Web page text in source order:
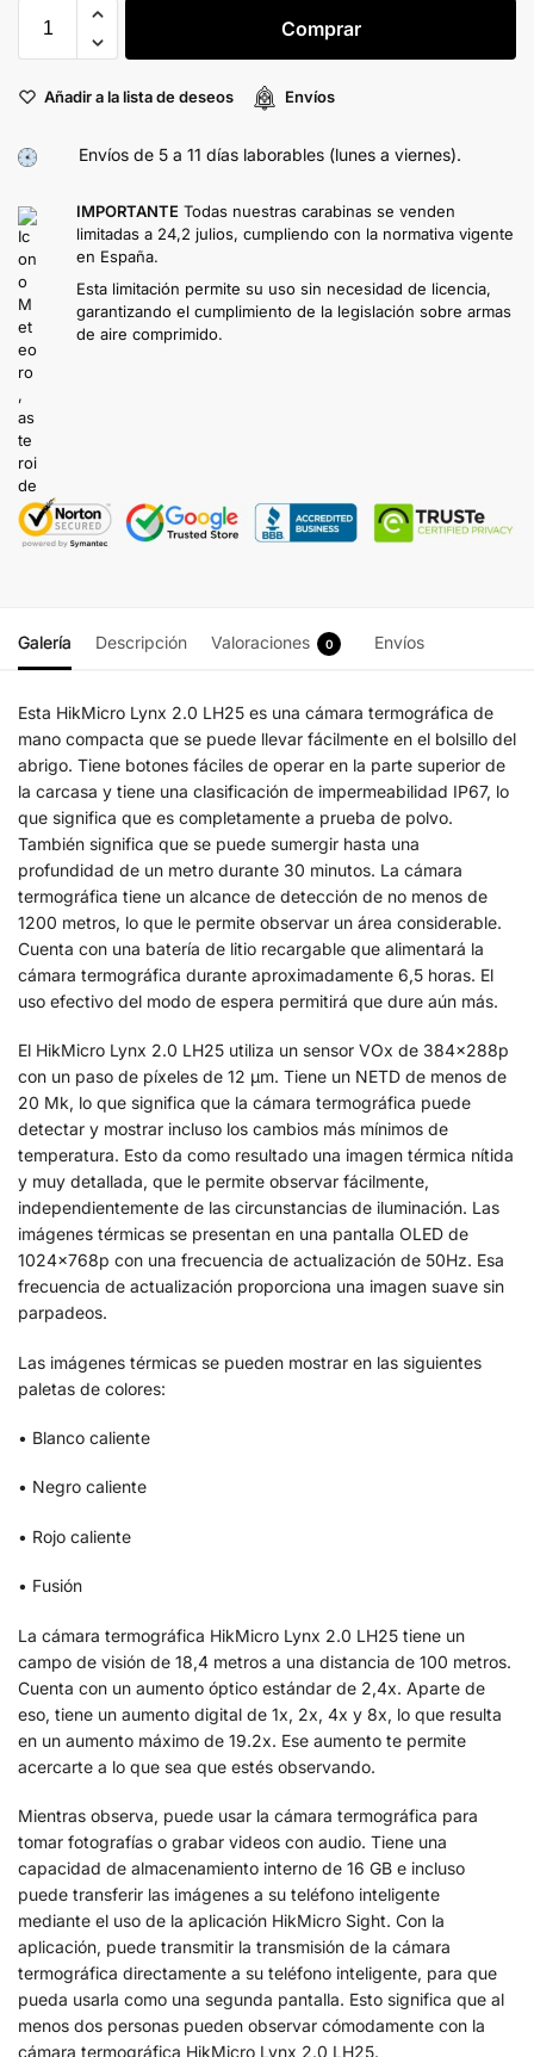
Comprar
Añadir a la lista de deseos Envíos
Envíos de 5 a 11 días laborables (lunes a viernes).
IMPORTANTE Todas nuestras carabinas se venden
limitadas a 24,2 julios, cumpliendo con la normativa vigente
en España.
Esta limitación permite su uso sin necesidad de licencia,
garantizando el cumplimiento de la legislación sobre armas
de aire comprimido.
Galería Descripción Valoraciones 0 Envíos
Esta HikMicro Lynx 2.0 LH25 es una cámara termográfica de
mano compacta que se puede llevar fácilmente en el bolsillo del
abrigo. Tiene botones fáciles de operar en la parte superior de
la carcasa y tiene una clasificación de impermeabilidad IP67, lo
que significa que es completamente a prueba de polvo.
También significa que se puede sumergir hasta una
profundidad de un metro durante 30 minutos. La cámara
termográfica tiene un alcance de detección de no menos de
1200 metros, lo que le permite observar un área considerable.
Cuenta con una batería de litio recargable que alimentará la
cámara termográfica durante aproximadamente 6,5 horas. El
uso efectivo del modo de espera permitirá que dure aún más.
El HikMicro Lynx 2.0 LH25 utiliza un sensor VOx de 384x288p
con un paso de píxeles de 12 μm. Tiene un NETD de menos de
20 Mk, lo que significa que la cámara termográfica puede
detectar y mostrar incluso los cambios más mínimos de
temperatura. Esto da como resultado una imagen térmica nítida
y muy detallada, que le permite observar fácilmente,
independientemente de las circunstancias de iluminación. Las
imágenes térmicas se presentan en una pantalla OLED de
1024x768p con una frecuencia de actualización de 50Hz. Esa
frecuencia de actualización proporciona una imagen suave sin
parpadeos.
Las imágenes térmicas se pueden mostrar en las siguientes
paletas de colores:
• Blanco caliente
• Negro caliente
• Rojo caliente
• Fusión
La cámara termográfica HikMicro Lynx 2.0 LH25 tiene un
campo de visión de 18,4 metros a una distancia de 100 metros.
Cuenta con un aumento óptico estándar de 2,4x. Aparte de
eso, tiene un aumento digital de 1x, 2x, 4x y 8x, lo que resulta
en un aumento máximo de 19.2x. Ese aumento te permite
acercarte a lo que sea que estés observando.
Mientras observa, puede usar la cámara termográfica para
tomar fotografías o grabar videos con audio. Tiene una
capacidad de almacenamiento interno de 16 GB e incluso
puede transferir las imágenes a su teléfono inteligente
mediante el uso de la aplicación HikMicro Sight. Con la
aplicación, puede transmitir la transmisión de la cámara
termográfica directamente a su teléfono inteligente, para que
pueda usarla como una segunda pantalla. Esto significa que al
menos dos personas pueden observar cómodamente con la
cámara termográfica HikMicro Lynx 2.0 LH25.